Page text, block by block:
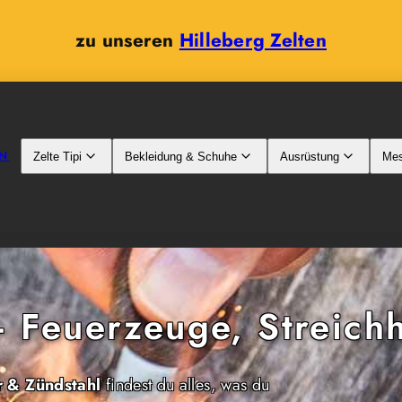
zu unseren Hilleberg Zelten
Zelte Tipi Bekleidung & Schuhe Ausrüstung
Feuerzeuge,
& Zündstahlfindest du alles, was du